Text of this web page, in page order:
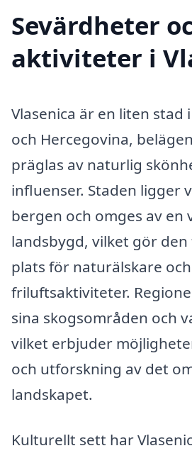
Sevärdheter
aktiviteter i
Vlasenica är en liten stad
och Hercegovina,
präglas av naturlig
influenser. Staden ligger
bergen och omges av en
landsbygd, vilket gör
plats för naturälskare
friluftsaktiviteter.
sina skogsområden och
vilket erbjuder
och utforskning av det
landskapet.
Kulturellt sett har